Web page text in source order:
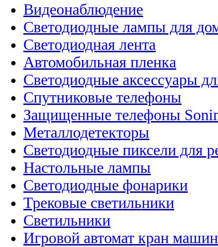
Видеонаблюдение
Светодиодные лампы для
Светодиодная лента
Автомобильная пленка
Светодиодные аксессуары
Спутниковые телефоны
Защищенные телефоны
Металлодетекторы
Светодиодные пиксели для
Настольные лампы
Светодиодные фонарики
Трековые светильники
Светильники
Игровой автомат кран